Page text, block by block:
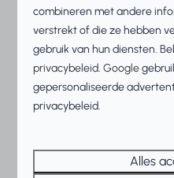
Lees meer
Wordt dit
combineren met andere
verstrekt of die ze hebben
gebruik van hun diensten.
privacybeleid.Google
gepersonaliseerde
privacybeleid.
Alles